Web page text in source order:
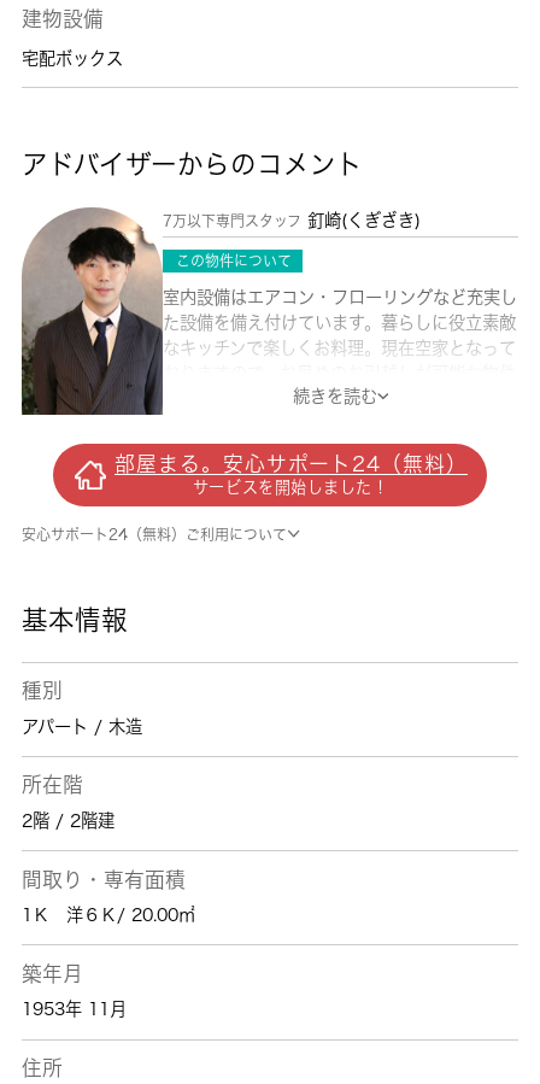
建物設備
宅配ボックス
アドバイザーからのコメント
7万以下専門スタッフ 釘崎(くぎざき)
この物件について
室内設備はエアコン・フローリングなど充実し
た設備を備え付けています。暮らしに役立素敵
なキッチンで楽しくお料理。現在空家となって
です。気持ちのよい日の光がよく入る2面採光
ない分、生活騒音の悩みが減ります。 城南コ
ミュニティのホームページから住まいを探して
みませんか。わたしたちが快適な住まい探しを
お手伝い致します。
続きを読む
部屋まる。安心サポート24（無料）
サービスを開始しました！
安心サポート24（無料）ご利用について
基本情報
種別
アパート / 木造
所在階
2階 / 2階建
間取り・専有面積
1Ｋ 洋６Ｋ/ 20.00㎡
築年月
1953年 11月
住所